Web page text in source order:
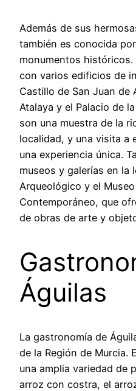
Además de sus
también es conocida
monumentos
con varios edificios de
Castillo de San Juan de
Atalaya y el Palacio de
son una muestra de la
localidad, y una visita a
una experiencia única.
museos y galerías en la
Arqueológico y el
Contemporáneo, que
de obras de arte y
Águilas
La gastronomía de
de la Región de Murcia.
una amplia variedad de
arroz con costra, el